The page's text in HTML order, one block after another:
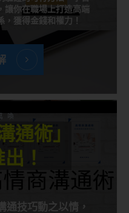
讓你在職場上打造高端
獲得金錢和權力！
喚
通術」
！
通技巧動之以情，